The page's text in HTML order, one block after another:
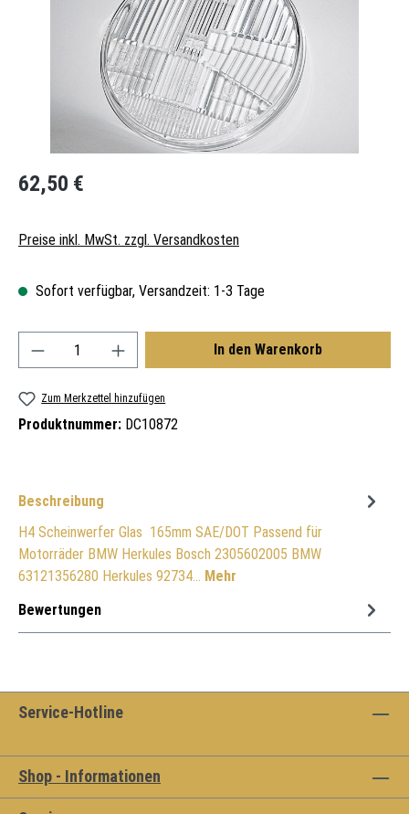
Regulärer Preis:
62,50 €
Preise inkl. MwSt. zzgl. Versandkosten
Sofort verfügbar, Versandzeit: 1-3 Tage
Produkt Anzahl: Gib den gewünschten Wert ein
In den Warenkorb
Zum Merkzettel hinzufügen
Produktnummer: DC10872
Beschreibung
H4 Scheinwerfer Glas 165mm SAE/DOT Passend für
Motorräder BMW Herkules Bosch 2305602005 BMW
63121356280 Herkules 92734… Mehr
Bewertungen
Service-Hotline
Shop - Informationen